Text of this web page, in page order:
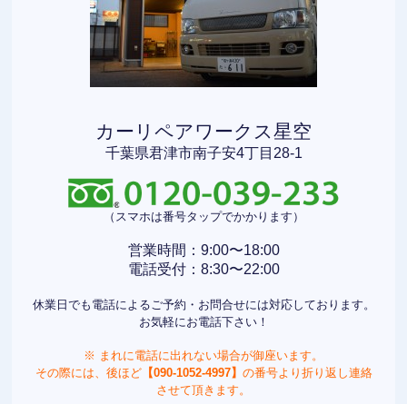
カーリペアワークス星空
千葉県君津市南子安4丁目28-1
（スマホは番号タップでかかります）
営業時間：9:00〜18:00
電話受付：8:30〜22:00
休業日でも電話によるご予約・お問合せには対応しております。
お気軽にお電話下さい！
※ まれに電話に出れない場合が御座います。
その際には、後ほど【090-1052-4997】 の番号より折り返し連絡
させて頂きます。